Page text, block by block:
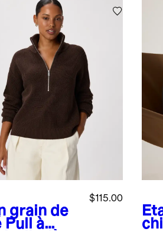
grain de
Pull à
$115.00